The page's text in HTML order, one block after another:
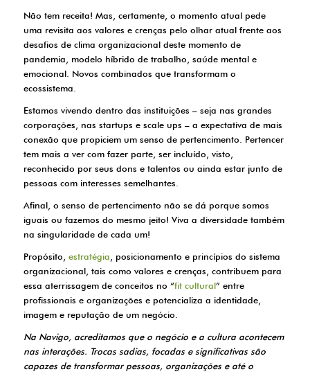
Não tem receita! Mas, certamente, o momento atual pede
uma revisita aos valores e crenças pelo olhar atual frente aos
desafios de clima organizacional deste momento de
pandemia, modelo híbrido de trabalho, saúde mental e
emocional. Novos combinados que transformam o
ecossistema.
Estamos vivendo dentro das instituições – seja nas grandes
corporações, nas startups e scale ups – a expectativa de mais
conexão que propiciem um senso de pertencimento. Pertencer
tem mais a ver com fazer parte, ser incluído, visto,
reconhecido por seus dons e talentos ou ainda estar junto de
pessoas com interesses semelhantes.
Afinal, o senso de pertencimento não se dá porque somos
iguais ou fazemos do mesmo jeito! Viva a diversidade também
na singularidade de cada um!
Propósito, estratégia, posicionamento e princípios do sistema
organizacional, tais como valores e crenças, contribuem para
essa aterrissagem de conceitos no “fit cultural” entre
profissionais e organizações e potencializa a identidade,
imagem e reputação de um negócio.
Na Navigo, acreditamos que o negócio e a cultura acontecem
nas interações. Trocas sadias, focadas e significativas são
capazes de transformar pessoas, organizações e até o